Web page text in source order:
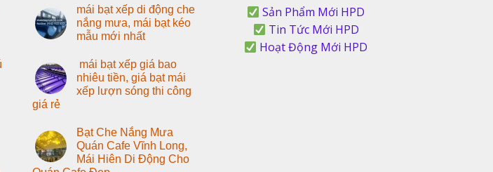
mái bạt xếp di động che
nắng mưa, mái bạt kéo
mẫu mới nhất
mái bạt xếp giá bao
nhiêu tiền, giá bạt mái
xếp lượn sóng thi công
giá rẻ
Bạt Che Nắng Mưa
Quán Cafe Vĩnh Long,
Mái Hiên Di Động Cho
Sản Phẩm Mới HPD
Tin Tức Mới HPD
Hoạt Động Mới HPD